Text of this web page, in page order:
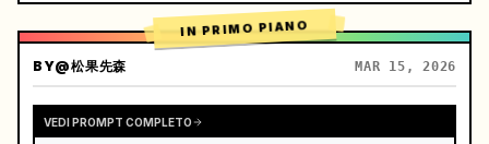
IN PRIMO PIANO
BY@松果先森 MAR 15, 2026
VEDI PROMPT COMPLETO